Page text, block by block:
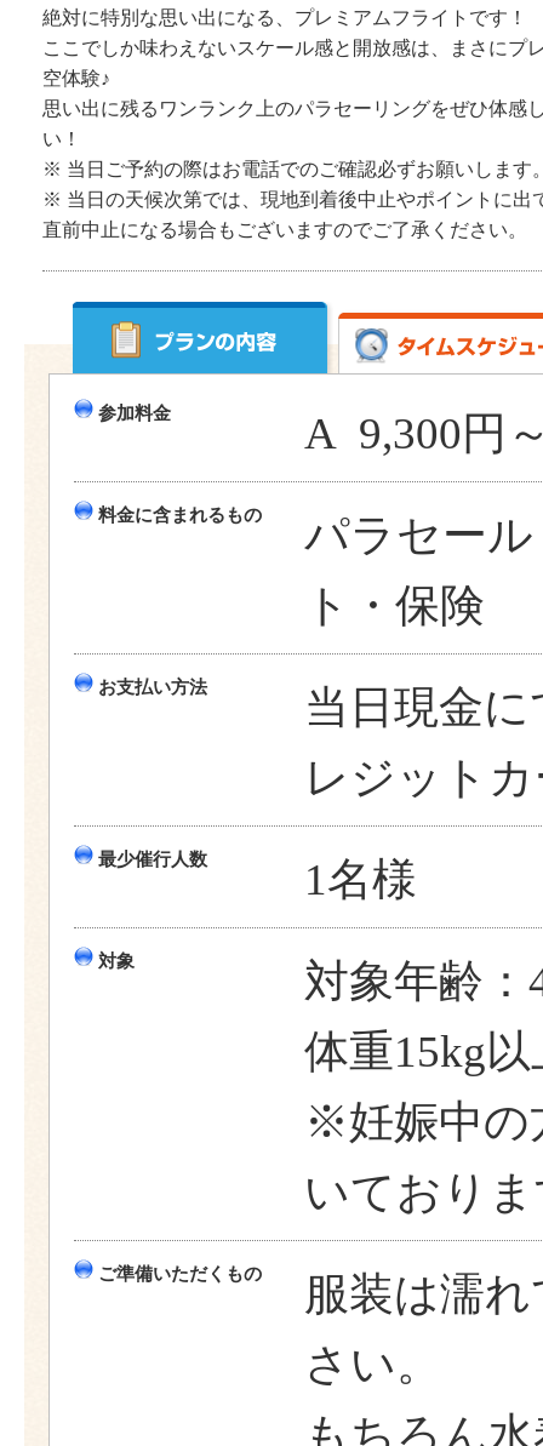
絶対に特別な思い出になる、プレミアムフライトです！
ここでしか味わえないスケール感と開放感は、まさにプ
空体験♪
思い出に残るワンランク上のパラセーリングをぜひ体感
い！
※ 当日ご予約の際はお電話でのご確認必ずお願いします
※ 当日の天候次第では、現地到着後中止やポイントに出
直前中止になる場合もございますのでご了承ください。
参加料金 A 9,300円
料金に含まれるもの
パラセー
ト・保険
お支払い方法
当日現金
レジット
最少催行人数 1名様
対象
対象年齢：
体重15kg
※妊娠中の
いており
ご準備いただくもの
服装は濡
さい。
もちろん